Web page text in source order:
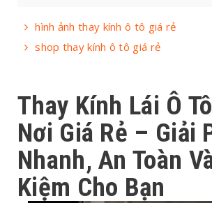
hình ảnh thay kính ô tô giá rẻ
shop thay kính ô tô giá rẻ
Thay Kính Lái Ô
Nơi Giá Rẻ – Giải
Nhanh, An Toàn
Kiệm Cho Bạn